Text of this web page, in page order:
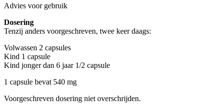
Advies voor gebruik
Dosering
Tenzij anders voorgeschreven, twee keer daags:
Volwassen 2 capsules
Kind 1 capsule
Kind jonger dan 6 jaar 1/2 capsule
1 capsule bevat 540 mg
Voorgeschreven dosering niet overschrijden.